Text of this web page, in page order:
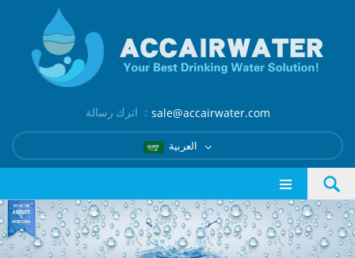
اترك رسالة ： sale@accairwater.com